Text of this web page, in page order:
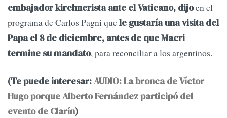
embajador kirchnerista ante el Vaticano, dijoen el
programa de Carlos Pagni quele gustaría una visita del
Papa el 8 de diciembre, antes de que Macri
termine su mandato, para reconciliar a los argentinos.
(Te puede interesar:AUDIO: La bronca de Víctor
Hugo porque Alberto Fernández participó del
evento de Clarín)